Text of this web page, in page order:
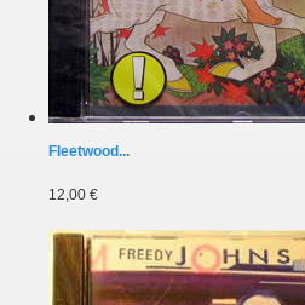
Fleetwood...
12,00 €